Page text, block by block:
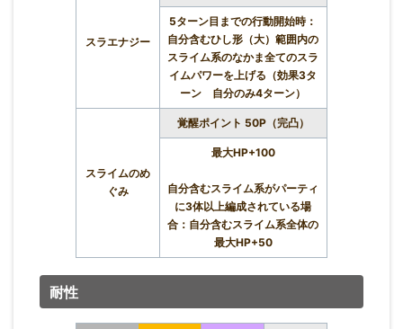
スラエナジー
5ターン目までの行動開始時：
自分含むひし形（大）範囲内の
スライム系のなかま全てのスラ
イムパワーを上げる（効果3タ
ーン 自分のみ4ターン）
スライムのめ
ぐみ
覚醒ポイント 50P（完凸）
最大HP+100
自分含むスライム系がパーティ
に3体以上編成されている場
合：自分含むスライム系全体の
最大HP+50
耐性